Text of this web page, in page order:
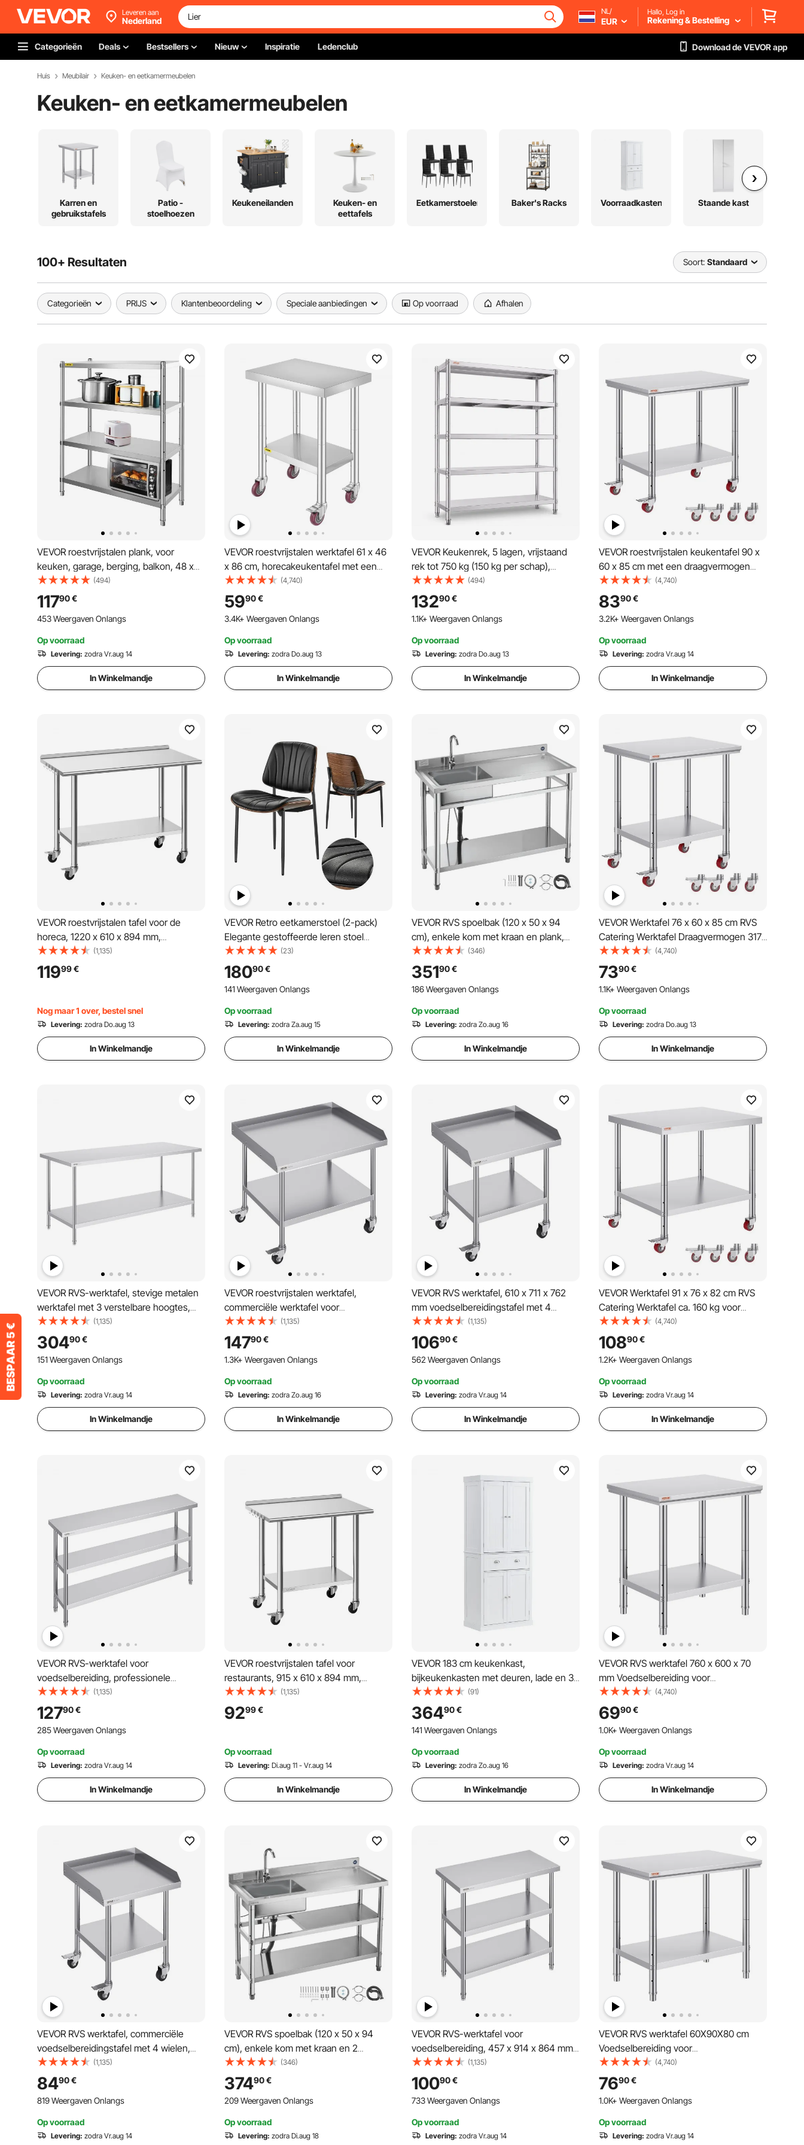
Leveren aan
Nederland
NL/
EUR
Hallo, Log in
Rekening & Bestelling
Categorieën Deals Bestsellers Nieuw Inspiratie Ledenclub Download de VEVOR app
Huis Meubilair Keuken- en eetkamermeubelen
Keuken- en eetkamermeubelen
Karren en
gebruikstafels
Patio -
stoelhoezen
Keukeneilanden
Keuken- en
eettafels
Eetkamerstoelen Baker's Racks Voorraadkasten Staande kast
100+ Resultaten Soort: Standaard
Categorieën PRIJS Klantenbeoordeling Speciale aanbiedingen Op voorraad Afhalen
VEVOR roestvrijstalen plank, voor
keuken, garage, berging, balkon, 48 x
18,9 x 59 inch / 122 x 48 x 150 cm
(494)
11790€
453 Weergaven Onlangs
Op voorraad
Levering: zodra Vr.aug 14
In Winkelmandje
VEVOR roestvrijstalen werktafel 61 x 46
x 86 cm, horecakeukentafel met een
draagvermogen van 100 kg,
voorbereidingstafel met 4 verstelbare
poten, verrijdbare serveertafel voor
keuken, bar en restaurant
(4,740)
5990€
3.4K+ Weergaven Onlangs
Op voorraad
Levering: zodra Do.aug 13
In Winkelmandje
VEVOR Keukenrek, 5 lagen, vrijstaand
rek tot 750 kg (150 kg per schap),
roestvrijstalen horecarek met
verstelbare poten en schappen, robuust
rek voor magazijn, garage, werkplaats,
1200 x 455 x 1830 mm
(494)
13290€
1.1K+ Weergaven Onlangs
Op voorraad
Levering: zodra Do.aug 13
In Winkelmandje
VEVOR roestvrijstalen keukentafel 90 x
60 x 85 cm met een draagvermogen
van 136,08 kg, voorzien van 4
zwenkwielen, in 3 standen in hoogte
verstelbaar, robuuste werktafel voor
voedselbereiding, zilverkleurig
(4,740)
8390€
3.2K+ Weergaven Onlangs
Op voorraad
Levering: zodra Vr.aug 14
In Winkelmandje
VEVOR roestvrijstalen tafel voor de
horeca, 1220 x 610 x 894 mm,
verstelbare roestvrijstalen tafel met
wielen, opstaande rand (30 mm),
werktafel met onderblad voor
onderblad (204 kg)
(1,135)
11999€
Nog maar 1 over, bestel snel
Levering: zodra Do.aug 13
In Winkelmandje
VEVOR Retro eetkamerstoel (2-pack)
Elegante gestoffeerde leren stoel
(draagvermogen 159 kg) voor eettafels,
ruimtebesparende keukentafelstoel met
dikke kussens en metalen poten, zwart
café
(23)
18090€
141 Weergaven Onlangs
Op voorraad
Levering: zodra Za.aug 15
In Winkelmandje
VEVOR RVS spoelbak (120 x 50 x 94
cm), enkele kom met kraan en plank,
keukengootsteen voor garage,
restaurant, wasruimte, buitenwasbak
met werkblad (rechts)
(346)
35190€
186 Weergaven Onlangs
Op voorraad
Levering: zodra Zo.aug 16
In Winkelmandje
VEVOR Werktafel 76 x 60 x 85 cm RVS
Catering Werktafel Draagvermogen 317
kg, Voedselbereidingstafel met wieltjes
Commerciële keukentafel voor
keukenbar Rolbaar
(4,740)
7390€
1.1K+ Weergaven Onlangs
Op voorraad
Levering: zodra Do.aug 13
In Winkelmandje
VEVOR RVS-werktafel, stevige metalen
werktafel met 3 verstelbare hoogtes,
werkstation voor keuken, garage,
restaurant, achtertuin 762 x 1829 x 864
mm
(1,135)
30490€
151 Weergaven Onlangs
Op voorraad
Levering: zodra Vr.aug 14
In Winkelmandje
VEVOR roestvrijstalen werktafel,
commerciële werktafel voor
voedselbereiding met 4 wielen,
zwenkwielen, spatbescherming aan 3
zijden, 762 x 914 x 762 mm, werktafel
voor restaurants en hotels
(1,135)
14790€
1.3K+ Weergaven Onlangs
Op voorraad
Levering: zodra Zo.aug 16
In Winkelmandje
VEVOR RVS werktafel, 610 x 711 x 762
mm voedselbereidingstafel met 4
wielen, zwenkwielen, driezijdige
spatwand, werktafel, metalen werktafel
voor restaurants
(1,135)
10690€
562 Weergaven Onlangs
Op voorraad
Levering: zodra Vr.aug 14
In Winkelmandje
VEVOR Werktafel 91 x 76 x 82 cm RVS
Catering Werktafel ca. 160 kg voor
draagvermogen Voedselbereidingstafel
Commerciële Werktafel voor Keuken Bar
Restaurantar 4 verstelbare poten
(4,740)
10890€
1.2K+ Weergaven Onlangs
Op voorraad
Levering: zodra Vr.aug 14
In Winkelmandje
VEVOR RVS-werktafel voor
voedselbereiding, professionele
keukenwerktafel met 2 verstelbare
onderste planken, voorbereidingstafel
voor grill, keuken, huis en garage 356 x
1524 x 864 mm
(1,135)
12790€
285 Weergaven Onlangs
Op voorraad
Levering: zodra Vr.aug 14
In Winkelmandje
VEVOR roestvrijstalen tafel voor
restaurants, 915 x 610 x 894 mm,
verstelbare roestvrijstalen tafel met
wielen, opstaande rand (30 mm),
werktafel met onderblad voor
onderste blad (191 kg)
(1,135)
9299€
Op voorraad
Levering: Di.aug 11 - Vr.aug 14
In Winkelmandje
VEVOR 183 cm keukenkast,
bijkeukenkasten met deuren, lade en 3
verstelbare planken,
voedselbuffetkasten voor keuken,
woonkamer, eetkamer, wasruimte, wit
(91)
36490€
141 Weergaven Onlangs
Op voorraad
Levering: zodra Zo.aug 16
In Winkelmandje
VEVOR RVS werktafel 760 x 600 x 70
mm Voedselbereiding voor
maaltijdvoorbereiding, naaien, wassen,
knutselen, garagegebruik, enz.
(4,740)
6990€
1.0K+ Weergaven Onlangs
Op voorraad
Levering: zodra Vr.aug 14
In Winkelmandje
VEVOR RVS werktafel, commerciële
voedselbereidingstafel met 4 wielen,
driezijdige spatwand, 610 x 610 x 762
mm werktafel, restaurantwerktafel
(1,135)
8490€
819 Weergaven Onlangs
Op voorraad
Levering: zodra Vr.aug 14
VEVOR RVS spoelbak (120 x 50 x 94
cm), enkele kom met kraan en 2
opbergvakken, keukenspoelbak voor
garagerestaurant, buitenwasbak met
werkblad (rechts)
(346)
37490€
209 Weergaven Onlangs
Op voorraad
Levering: zodra Di.aug 18
VEVOR RVS-werktafel voor
voedselbereiding, 457 x 914 x 864 mm,
werktafel voor commerciële keukens,
met 2 verstelbare onderste planken,
robuuste metalen werktafel voor grill,
keuken
(1,135)
10090€
733 Weergaven Onlangs
Op voorraad
Levering: zodra Vr.aug 14
VEVOR RVS werktafel 60X90X80 cm
Voedselbereiding voor
maaltijdvoorbereiding, naaien, wassen,
knutselen, garagegebruik, enz.
(4,740)
7690€
1.0K+ Weergaven Onlangs
Op voorraad
Levering: zodra Vr.aug 14